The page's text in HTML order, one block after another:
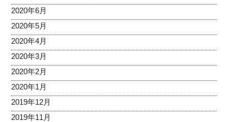
2020年6月
2020年5月
2020年4月
2020年3月
2020年2月
2020年1月
2019年12月
2019年11月